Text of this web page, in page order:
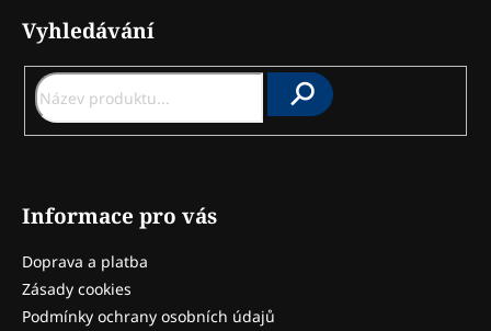
Vyhledávání
Hledat
Informace pro vás
Doprava a platba
Zásady cookies
Podmínky ochrany osobních údajů